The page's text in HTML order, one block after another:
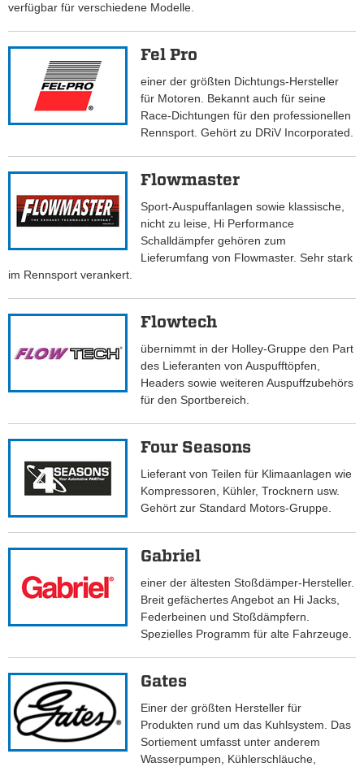
verfügbar für verschiedene Modelle.
Fel Pro
einer der größten Dichtungs-Hersteller
für Motoren. Bekannt auch für seine
Race-Dichtungen für den professionellen
Rennsport. Gehört zu DRiV Incorporated.
Flowmaster
Sport-Auspuffanlagen sowie klassische,
nicht zu leise, Hi Performance
Schalldämpfer gehören zum
Lieferumfang von Flowmaster. Sehr stark
im Rennsport verankert.
Flowtech
übernimmt in der Holley-Gruppe den Part
des Lieferanten von Auspufftöpfen,
Headers sowie weiteren Auspuffzubehörs
für den Sportbereich.
Four Seasons
Lieferant von Teilen für Klimaanlagen wie
Kompressoren, Kühler, Trocknern usw.
Gehört zur Standard Motors-Gruppe.
Gabriel
einer der ältesten Stoßdämper-Hersteller.
Breit gefächertes Angebot an Hi Jacks,
Federbeinen und Stoßdämpfern.
Spezielles Programm für alte Fahrzeuge.
Gates
Einer der größten Hersteller für
Produkten rund um das Kuhlsystem. Das
Sortiement umfasst unter anderem
Wasserpumpen, Kühlerschläuche,